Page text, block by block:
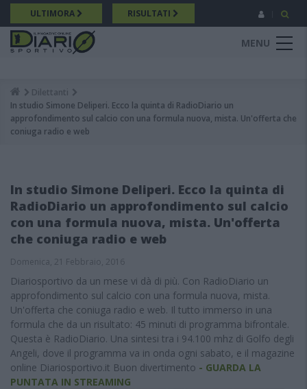
Salta
al
contenuto
principale
ULTIMORA RISULTATI
MENU
Breadcrumb
Dilettanti
In studio Simone Deliperi. Ecco la quinta di RadioDiario un
approfondimento sul calcio con una formula nuova, mista. Un'offerta che
coniuga radio e web
In studio Simone Deliperi. Ecco la quinta di
RadioDiario un approfondimento sul calcio
con una formula nuova, mista. Un'offerta
che coniuga radio e web
Domenica, 21 Febbraio, 2016
Diariosportivo da un mese vi dà di più. Con RadioDiario un
approfondimento sul calcio con una formula nuova, mista.
Un'offerta che coniuga radio e web. Il tutto immerso in una
formula che da un risultato: 45 minuti di programma bifrontale.
Questa è RadioDiario. Una sintesi tra i 94.100 mhz di Golfo degli
Angeli, dove il programma va in onda ogni sabato, e il magazine
online Diariosportivo.it Buon divertimento - GUARDA LA
PUNTATA IN STREAMING